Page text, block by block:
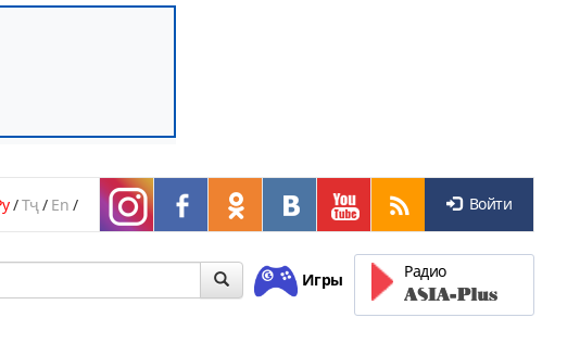
/Тҷ/ En / Войти
Игры Радио